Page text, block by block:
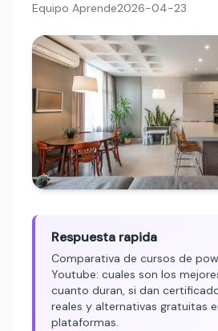
Equipo Aprende2026-04-23
Respuesta rapida
Comparativa de cursos de
Youtube: cuales son los
cuanto duran, si dan
reales y alternativas gratuitas
plataformas.